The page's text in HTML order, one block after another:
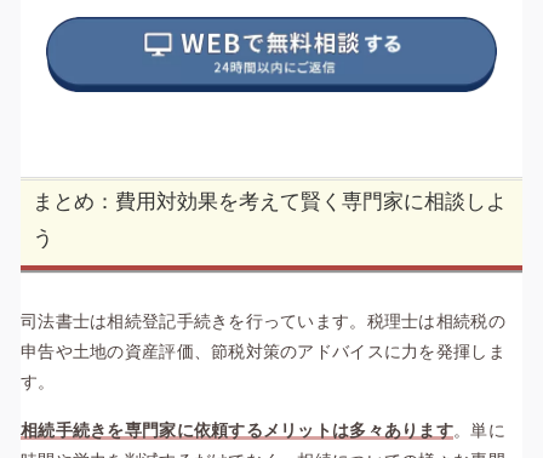
まとめ：費用対効果を考えて賢く専門家に相談しよ
う
司法書士は相続登記手続きを行っています。税理士は相続税の
申告や土地の資産評価、節税対策のアドバイスに力を発揮しま
す。
相続手続きを専門家に依頼するメリットは多々あります。単に